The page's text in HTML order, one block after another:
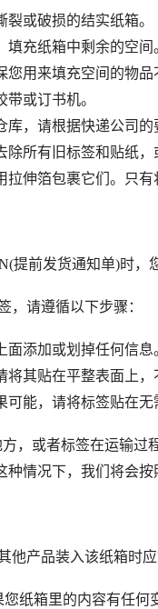
或破损的结实纸箱。
填充纸箱中剩余的空
用来填充空间的物品
或订书机。
库，请根据快递公司的
所有旧标签和贴纸，
伸箔包裹它们。只
提前发货通知单)时
，请遵循以下步骤：
添加或划掉任何信
其贴在平整表面上，
能，请将标签贴在无
，或者标签在运输
情况下，我们将会按
他产品装入该纸箱时应
纸箱里的内容有任